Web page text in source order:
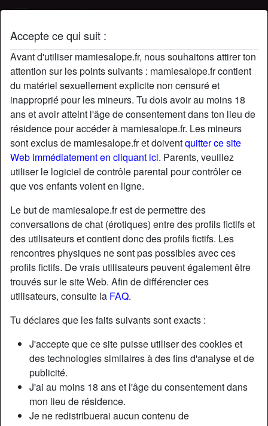
Accepte ce qui suit :
Avant d'utiliser mamiesalope.fr, nous souhaitons attirer ton
attention sur les points suivants : mamiesalope.fr contient
du matériel sexuellement explicite non censuré et
inapproprié pour les mineurs. Tu dois avoir au moins 18
ans et avoir atteint l'âge de consentement dans ton lieu de
résidence pour accéder à mamiesalope.fr. Les mineurs
sont exclus de mamiesalope.fr et doiventquitter ce site
Web immédiatement en cliquant ici. Parents, veuillez
utiliser le logiciel de contrôle parental pour contrôler ce
que vos enfants voient en ligne.
Le but de mamiesalope.fr est de permettre des
conversations de chat (érotiques) entre des profils fictifs et
des utilisateurs et contient donc des profils fictifs. Les
rencontres physiques ne sont pas possibles avec ces
profils fictifs. De vrais utilisateurs peuvent également être
trouvés sur le site Web. Afin de différencier ces
utilisateurs, consulte la FAQ.
Tu déclares que les faits suivants sont exacts :
J'accepte que ce site puisse utiliser des cookies et
des technologies similaires à des fins d'analyse et de
publicité.
J'ai au moins 18 ans et l'âge du consentement dans
mon lieu de résidence.
Je ne redistribuerai aucun contenu de
Mamie Salope
Profil de relationInfidele
starAjouter chatDiscuter !